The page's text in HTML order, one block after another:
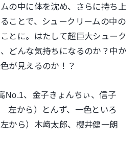
の中に体を沈め、さらに持ち上
ことで、シュークリームの中の
とに。はたして超巨大シューク
どんな気持ちになるのか？中か
が見えるのか！？
No.1、金子きょんちぃ、信子
左から）とんず、一色といろ
から）木﨑太郎、櫻井健一朗